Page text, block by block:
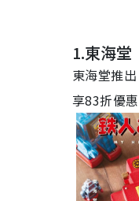
1.東海堂
東海堂推
享83折優惠